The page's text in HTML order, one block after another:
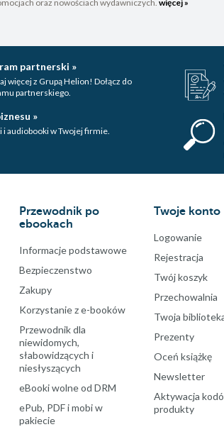
oraz nowościach wydawniczych. więcej »
partnerski »
więcej z Grupą Helion! Dołącz do
partnerskiego.
»
i audiobooki w Twojej firmie.
Przewodnik po
ebookach
Informacje podstawowe
Bezpieczenstwo
Zakupy
Korzystanie z e-booków
Przewodnik dla
niewidomych,
słabowidzących i
niesłyszących
eBooki wolne od DRM
ePub, PDF i mobi w
pakiecie
Twoje konto
Logowanie
Rejestracja
Twój koszyk
Przechowalnia
Twoja
Prezenty
Oceń książkę
Newsletter
Aktywacja
produkty